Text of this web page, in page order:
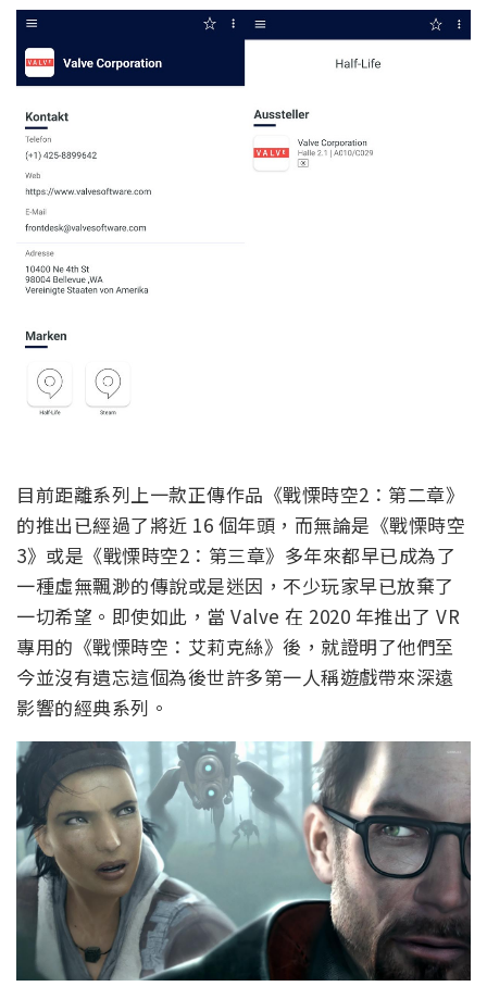
目前距離系列上一款正傳作品《戰慄時空2：第二章》
的推出已經過了將近 16 個年頭，而無論是《戰慄時空
3》或是《戰慄時空2：第三章》多年來都早已成為了
一種虛無飄渺的傳說或是迷因，不少玩家早已放棄了
一切希望。即使如此，當 Valve 在 2020 年推出了 VR
專用的《戰慄時空：艾莉克絲》後，就證明了他們至
今並沒有遺忘這個為後世許多第一人稱遊戲帶來深遠
影響的經典系列。